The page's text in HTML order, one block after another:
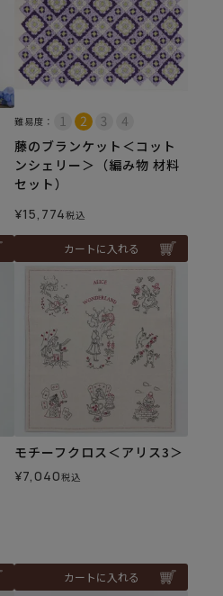
難易度：
藤のブランケット＜コット
ンシェリー＞（編み物 材料
セット）
¥15,774税込
カートに入れる
モチーフクロス＜アリス3＞
¥7,040税込
カートに入れる